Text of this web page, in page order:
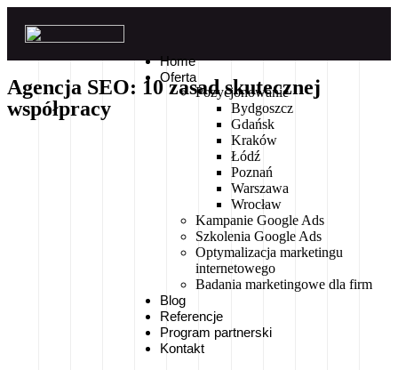
Home
Oferta
Pozycjonowanie
Bydgoszcz
Gdańsk
Kraków
Łódź
Poznań
Warszawa
Wrocław
Kampanie Google Ads
Szkolenia Google Ads
Optymalizacja marketingu
internetowego
Badania marketingowe dla firm
Blog
Referencje
Program partnerski
Kontakt
Agencja SEO: 10 zasad skutecznej
współpracy